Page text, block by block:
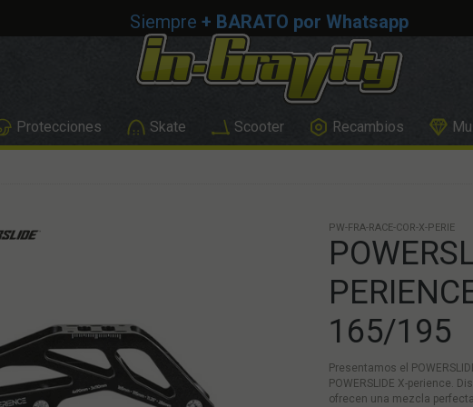
Siempre + BARATO por Whatsapp
Protecciones Skate Scooter Recambios
PW-FRA-RACE-COR-X-PERIE
165/195
Presentamos el
POWERSLIDE X-perience.
ofrecen una mezcla